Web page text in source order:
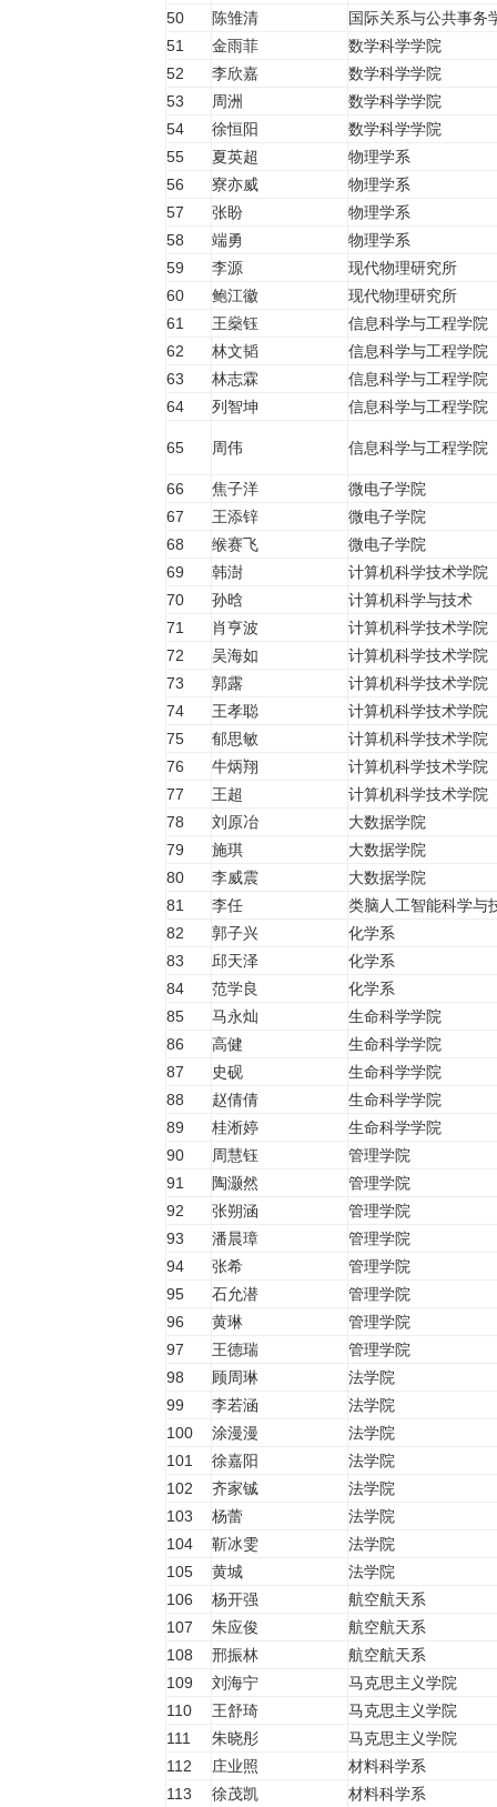
50
陈雏清
国际关系与公共事务
51
金雨菲
数学科学学院
52
李欣嘉
数学科学学院
53
周洲
数学科学学院
54
徐恒阳
数学科学学院
55
夏英超
物理学系
56
寮亦威
物理学系
57
张盼
物理学系
58
端勇
物理学系
59
李源
现代物理研究所
60
鲍江徽
现代物理研究所
61
王燊钰
信息科学与工程学院
62
林文韬
信息科学与工程学院
63
林志霖
信息科学与工程学院
64
列智坤 信息科学与工程学院
65 周伟 信息科学与工程学院
66 焦子洋
微电子学院
67
王添锌
微电子学院
68
缑赛飞
微电子学院
69
韩澍
计算机科学技术学院
70
孙晗
计算机科学与技术
71
肖亨波
计算机科学技术学院
72
吴海如
计算机科学技术学院
73
郭露
计算机科学技术学院
74
王孝聪
计算机科学技术学院
75
郁思敏
计算机科学技术学院
76
牛炳翔
计算机科学技术学院
77
王超
计算机科学技术学院
78
刘原冶
大数据学院
79
施琪
大数据学院
80
李威震
大数据学院
81
李任
类脑人工智能科学与
82
郭子兴
化学系
83
邱天泽
化学系
84
范学良
化学系
85
马永灿
生命科学学院
86
高健
生命科学学院
87
史砚
生命科学学院
88
赵倩倩
生命科学学院
89
桂淅婷
生命科学学院
90
周慧钰
管理学院
91
陶灏然
管理学院
92
张朔涵
管理学院
93
潘晨璋
管理学院
94
张希
管理学院
95
石允潜
管理学院
96
黄琳
管理学院
97
王德瑞
管理学院
98
顾周琳
法学院
99
李若涵
法学院
100
涂漫漫
法学院
101
徐嘉阳
法学院
102
齐家铖
法学院
103
杨蕾
法学院
104
靳冰雯
法学院
105
黄城
法学院
106
杨开强
航空航天系
107
朱应俊
航空航天系
108
邢振林
航空航天系
109
刘海宁
马克思主义学院
110
王舒琦
马克思主义学院
111
朱晓彤
马克思主义学院
112
庄业照
材料科学系
113
徐茂凯 材料科学系